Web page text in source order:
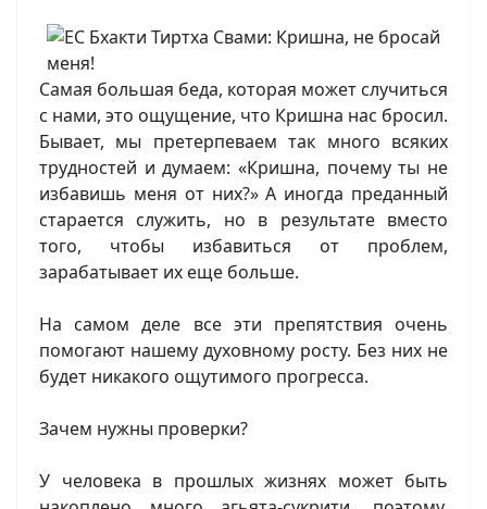
Самая большая беда, которая может случиться
с нами, это ощущение, что Кришна нас бросил.
Бывает, мы претерпеваем так много всяких
трудностей и думаем: «Кришна, почему ты не
избавишь меня от них?» А иногда преданный
старается служить, но в результате вместо
того, чтобы избавиться от проблем,
зарабатывает их еще больше.
На самом деле все эти препятствия очень
помогают нашему духовному росту. Без них не
будет никакого ощутимого прогресса.
Зачем нужны проверки?
У человека в прошлых жизнях может быть